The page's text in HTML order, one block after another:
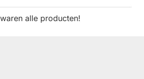
alle producten!